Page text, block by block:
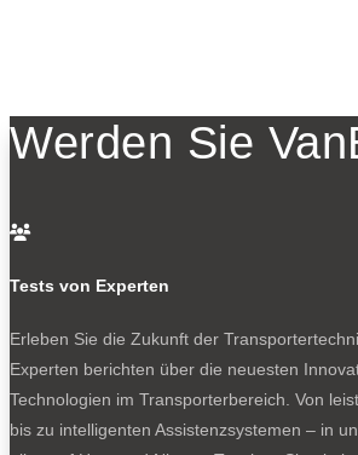
Werden Sie

Tests von Experten
Erleben Sie die Zukunft der
Experten berichten über die neuesten
Technologien im Transporterbereich. Von
bis zu intelligenten Assistenzsystemen – in